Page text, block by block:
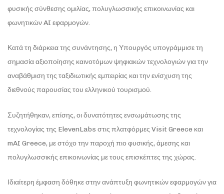
φυσικής σύνθεσης ομιλίας, πολυγλωσσικής επικοινωνίας και
φωνητικών AI εφαρμογών.
Κατά τη διάρκεια της συνάντησης, η Υπουργός υπογράμμισε τη
σημασία αξιοποίησης καινοτόμων ψηφιακών τεχνολογιών για την
αναβάθμιση της ταξιδιωτικής εμπειρίας και την ενίσχυση της
διεθνούς παρουσίας του ελληνικού τουρισμού.
Συζητήθηκαν, επίσης, οι δυνατότητες ενσωμάτωσης της
τεχνολογίας της ElevenLabs στις πλατφόρμες Visit Greece και
mAI Greece, με στόχο την παροχή πιο φυσικής, άμεσης και
πολυγλωσσικής επικοινωνίας με τους επισκέπτες της χώρας.
Ιδιαίτερη έμφαση δόθηκε στην ανάπτυξη φωνητικών εφαρμογών για